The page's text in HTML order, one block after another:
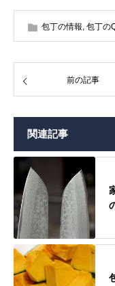
包丁の情報, 包丁の
前の記事
関連記事